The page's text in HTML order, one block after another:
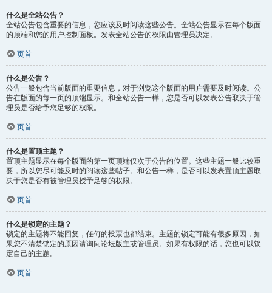
什么是全站公告？
全站公告包含重要的信息，您应该及时阅读这些公告。全站公告显示在每个版面
的顶端和您的用户控制面板。发表全站公告的权限由管理员决定。
页首
什么是公告？
公告一般包含当前版面的重要信息，对于浏览这个版面的用户需要及时阅读。公
告在版面的每一页的顶端显示。和全站公告一样，您是否可以发表公告取决于管
理员是否给予您足够的权限。
页首
什么是置顶主题？
置顶主题显示在每个版面的第一页顶端仅次于公告的位置。这些主题一般比较重
要，所以您尽可能及时的阅读这些帖子。和公告一样，是否可以发表置顶主题取
决于您是否有被管理员授予足够的权限。
页首
什么是锁定的主题？
锁定的主题将不能回复，任何的投票也都结束。主题的锁定可能有很多原因，如
果您不清楚锁定的原因请询问论坛版主或管理员。如果有权限的话，您也可以锁
定自己的主题。
页首